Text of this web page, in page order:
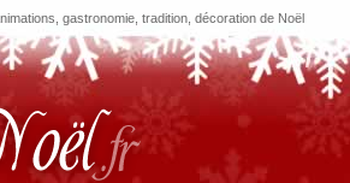
gastronomie, tradition, décoration de Noël